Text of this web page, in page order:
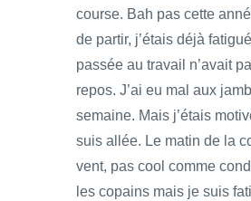
course. Bah pas cette
de partir, j’étais déjà
passée au travail n’avait
repos. J’ai eu mal aux
semaine. Mais j’étais
suis allée. Le matin de la
vent, pas cool comme
les copains mais je suis